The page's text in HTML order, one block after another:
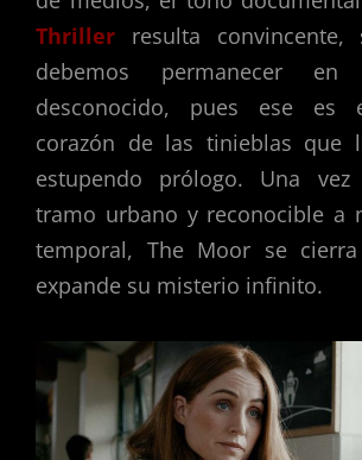
Thriller resulta convincente,
debemos permanecer
desconocido, pues ese es
corazón de las tinieblas que
estupendo prólogo. Una
tramo urbano y reconocible a
temporal, The Moor se
expande su misterio infinito.